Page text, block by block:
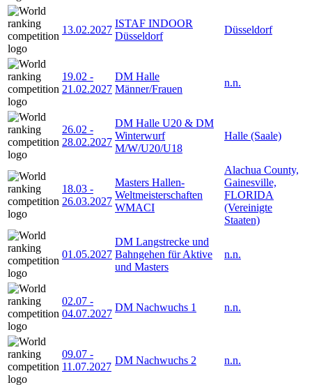
13.02.2027
ISTAF INDOOR
Düsseldorf
Düsseldorf
19.02 -
21.02.2027
DM Halle
Männer/Frauen
n.n.
26.02 -
28.02.2027
DM Halle U20 & DM
Winterwurf
M/W/U20/U18
Halle (Saale)
18.03 -
26.03.2027
Masters Hallen-
Weltmeisterschaften
WMACI
Alachua County,
Gainesville,
FLORIDA
(Vereinigte
Staaten)
01.05.2027
DM Langstrecke und
Bahngehen für Aktive
und Masters
n.n.
02.07 -
04.07.2027
DM Nachwuchs 1 n.n.
09.07 -
11.07.2027
DM Nachwuchs 2 n.n.